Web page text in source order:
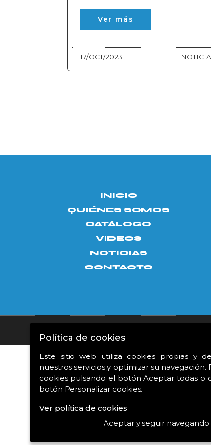
Ver más
17/OCT/2023
INICIO
QUIÉNES SOMOS
CATÁLOGO
VIDEOS
NOTICIAS
CONTACTO
Aviso legal Política de privacidad
Proyecto
Política de cookies
Este sitio web utiliza cookies propias y
nuestros servicios y optimizar su navegación.
cookies pulsando el botón Aceptar todas o
botón Personalizar cookies.
Ver política de cookies
Aceptar y seguir navegando